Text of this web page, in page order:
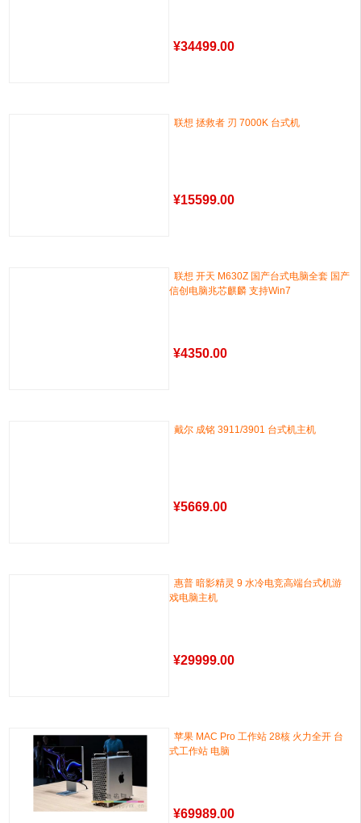
¥34499.00
联想 拯救者 刃 7000K 台式机
¥15599.00
联想 开天 M630Z 国产台式电脑全套 国产
信创电脑兆芯麒麟 支持Win7
¥4350.00
戴尔 成铭 3911/3901 台式机主机
¥5669.00
惠普 暗影精灵 9 水冷电竞高端台式机游
戏电脑主机
¥29999.00
苹果 MAC Pro 工作站 28核 火力全开 台
式工作站 电脑
¥69989.00